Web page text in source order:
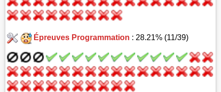
Épreuves Programmation : 28.21% (11/39)